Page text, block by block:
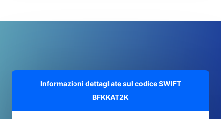
Informazioni dettagliate sul codice SWIFT
BFKKAT2K